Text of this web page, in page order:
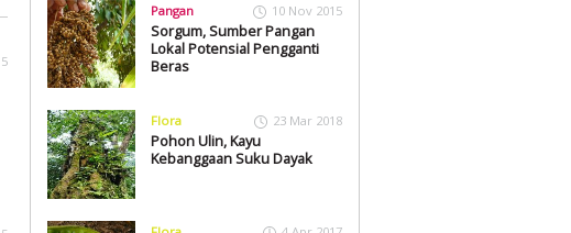
Pangan 10 Nov 2015
Sorgum, Sumber Pangan
Lokal Potensial Pengganti
Beras
Flora 23 Mar 2018
Pohon Ulin, Kayu
Kebanggaan Suku Dayak